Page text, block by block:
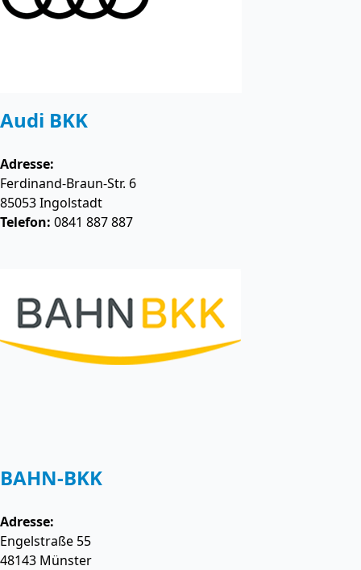
Audi BKK
Adresse:
Ferdinand-Braun-Str. 6
85053Ingolstadt
Telefon: 0841 887 887
BAHN-BKK
Adresse:
Engelstraße 55
48143 Münster